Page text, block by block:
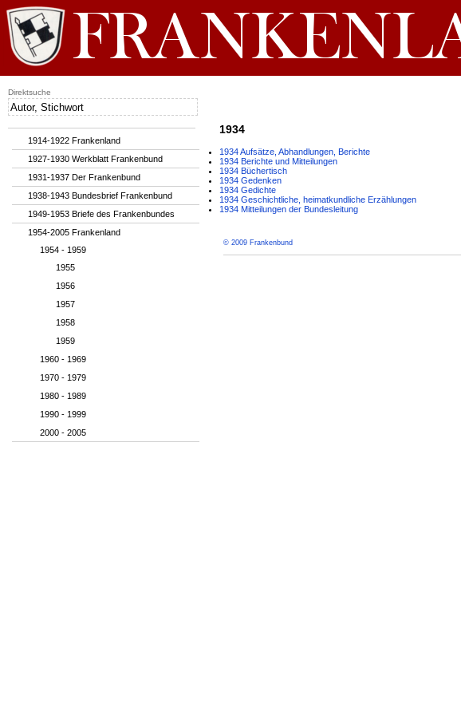
1934
1934 Aufsätze, Abhandlungen, Berichte
1934 Berichte und Mitteilungen
1934 Büchertisch
1934 Gedenken
1934 Gedichte
1934 Geschichtliche, heimatkundliche Erzählungen
1934 Mitteilungen der Bundesleitung
© 2009 Frankenbund
1914-1922 Frankenland
1927-1930 Werkblatt Frankenbund
1931-1937 Der Frankenbund
1938-1943 Bundesbrief Frankenbund
1949-1953 Briefe des Frankenbundes
1954-2005 Frankenland
1954 - 1959
1955
1956
1957
1958
1959
1960 - 1969
1970 - 1979
1980 - 1989
1990 - 1999
2000 - 2005
Direktsuche